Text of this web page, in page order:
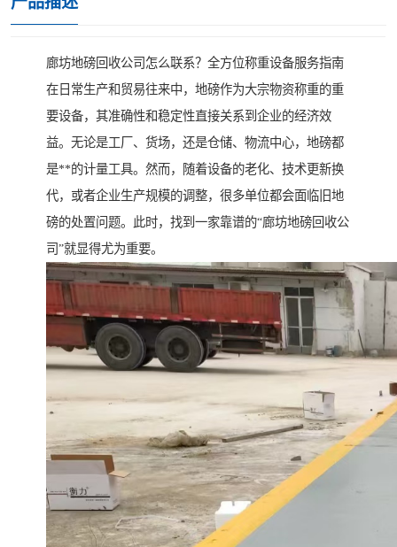
廊坊地磅回收公司怎么联系？全方位称重设备服务指南
在日常生产和贸易往来中，地磅作为大宗物资称重的重
要设备，其准确性和稳定性直接关系到企业的经济效
益。无论是工厂、货场，还是仓储、物流中心，地磅都
是**的计量工具。然而，随着设备的老化、技术更新换
代，或者企业生产规模的调整，很多单位都会面临旧地
磅的处置问题。此时，找到一家靠谱的“廊坊地磅回收公
司”就显得尤为重要。